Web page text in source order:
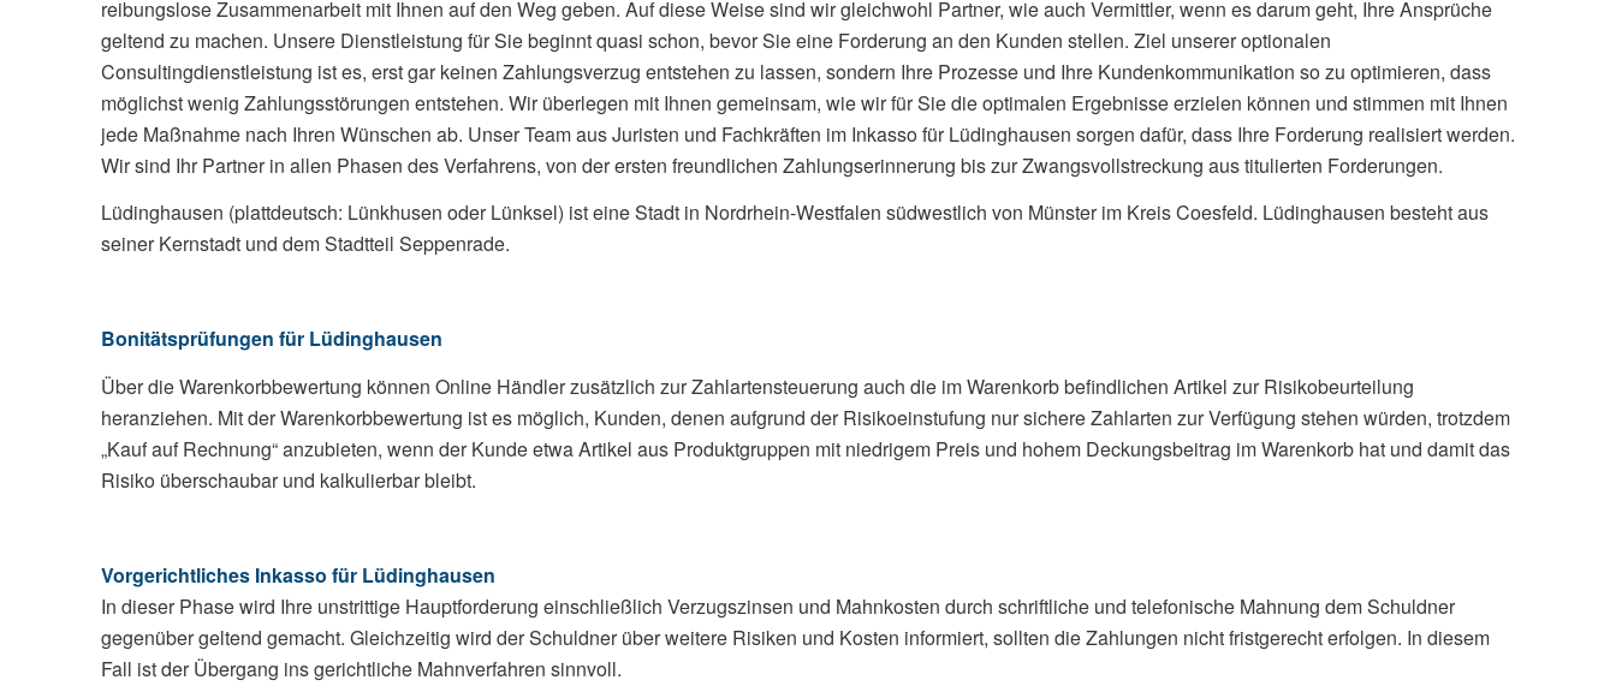
reibungslose Zusammenarbeit mit Ihnen auf den Weg geben. Auf diese Weise sind wir gleichwohl Partner, wie auch Vermittler, wenn es darum geht, Ihre Ansprüche
geltend zu machen. Unsere Dienstleistung für Sie beginnt quasi schon, bevor Sie eine Forderung an den Kunden stellen. Ziel unserer optionalen
Consultingdienstleistung ist es, erst gar keinen Zahlungsverzug entstehen zu lassen, sondern Ihre Prozesse und Ihre Kundenkommunikation so zu optimieren, dass
möglichst wenig Zahlungsstörungen entstehen. Wir überlegen mit Ihnen gemeinsam, wie wir für Sie die optimalen Ergebnisse erzielen können und stimmen mit Ihnen
jede Maßnahme nach Ihren Wünschen ab. Unser Team aus Juristen und Fachkräften im Inkasso für Lüdinghausen sorgen dafür, dass Ihre Forderung realisiert werden.
Wir sind Ihr Partner in allen Phasen des Verfahrens, von der ersten freundlichen Zahlungserinnerung bis zur Zwangsvollstreckung aus titulierten Forderungen.
Lüdinghausen (plattdeutsch: Lünkhusen oder Lünksel) ist eine Stadt in Nordrhein-Westfalen südwestlich von Münster im Kreis Coesfeld. Lüdinghausen besteht aus
seiner Kernstadt und dem Stadtteil Seppenrade.
Bonitätsprüfungen für Lüdinghausen
Über die Warenkorbbewertung können Online Händler zusätzlich zur Zahlartensteuerung auch die im Warenkorb befindlichen Artikel zur Risikobeurteilung
heranziehen. Mit der Warenkorbbewertung ist es möglich, Kunden, denen aufgrund der Risikoeinstufung nur sichere Zahlarten zur Verfügung stehen würden, trotzdem
„Kauf auf Rechnung“ anzubieten, wenn der Kunde etwa Artikel aus Produktgruppen mit niedrigem Preis und hohem Deckungsbeitrag im Warenkorb hat und damit das
Risiko überschaubar und kalkulierbar bleibt.
Vorgerichtliches Inkasso für Lüdinghausen
In dieser Phase wird Ihre unstrittige Hauptforderung einschließlich Verzugszinsen und Mahnkosten durch schriftliche und telefonische Mahnung dem Schuldner
gegenüber geltend gemacht. Gleichzeitig wird der Schuldner über weitere Risiken und Kosten informiert, sollten die Zahlungen nicht fristgerecht erfolgen. In diesem
Fall ist der Übergang ins gerichtliche Mahnverfahren sinnvoll.